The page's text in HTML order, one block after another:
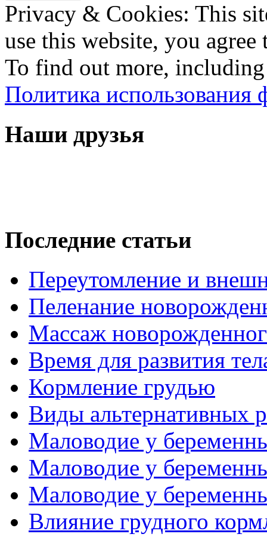
Privacy & Cookies: This
use this website, you agree
To find out more,
Политика использования
Наши друзья
Последние статьи
Переутомление и
Пеленание
Массаж
Время для развития
Кормление грудью
Виды альтернативных
Маловодие у
Маловодие у
Маловодие у
Влияние грудного